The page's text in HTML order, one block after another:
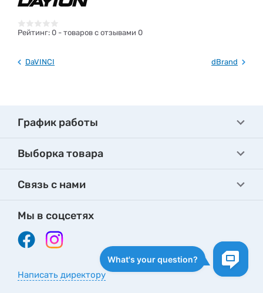
Рейтинг: 0 - товаров с отзывами 0
DaVINCI dBrand
График работы
Выборка товара
Связь с нами
Мы в соцсетях
Написать директору